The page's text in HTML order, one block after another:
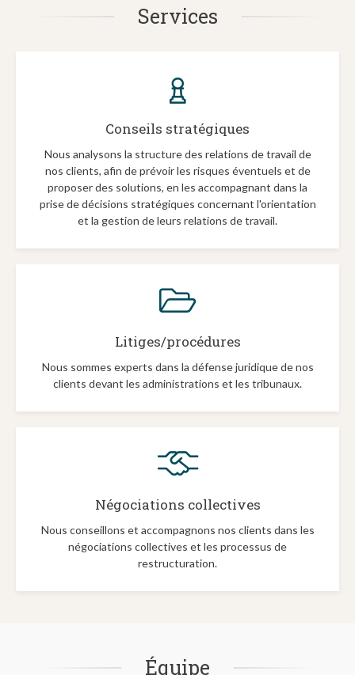
Services
Conseils stratégiques
Nous analysons la structure des relations de travail de
nos clients, afin de prévoir les risques éventuels et de
proposer des solutions, en les accompagnant dans la
prise de décisions stratégiques concernant l'orientation
et la gestion de leurs relations de travail.
Litiges/procédures
Nous sommes experts dans la défense juridique de nos
clients devant les administrations et les tribunaux.
Négociations collectives
Nous conseillons et accompagnons nos clients dans les
négociations collectives et les processus de
restructuration.
Équipe